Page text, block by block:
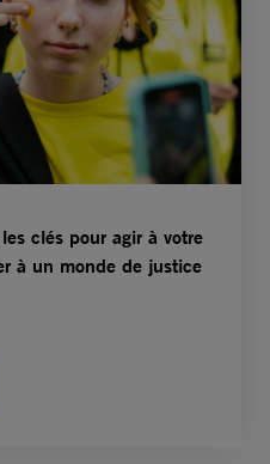
clés pour agir à votre
à un monde de justice